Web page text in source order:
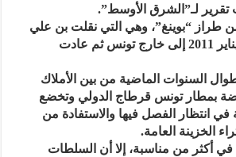
لـ”الشرق الأوسط”.
طراز “بوينغ”، وهي التي نقلت بن علي
في الرابع عشر من يناير 2011 إلى خارج تونس ثم عادت
السنوات الماضية من بين الأملاك
بمطار تونس قرطاج الدولي وتخضع
في انتظار الفصل فيها والاستفادة من
الخزينة العامة.
أكثر من مناسبة، إلا أن السلطات